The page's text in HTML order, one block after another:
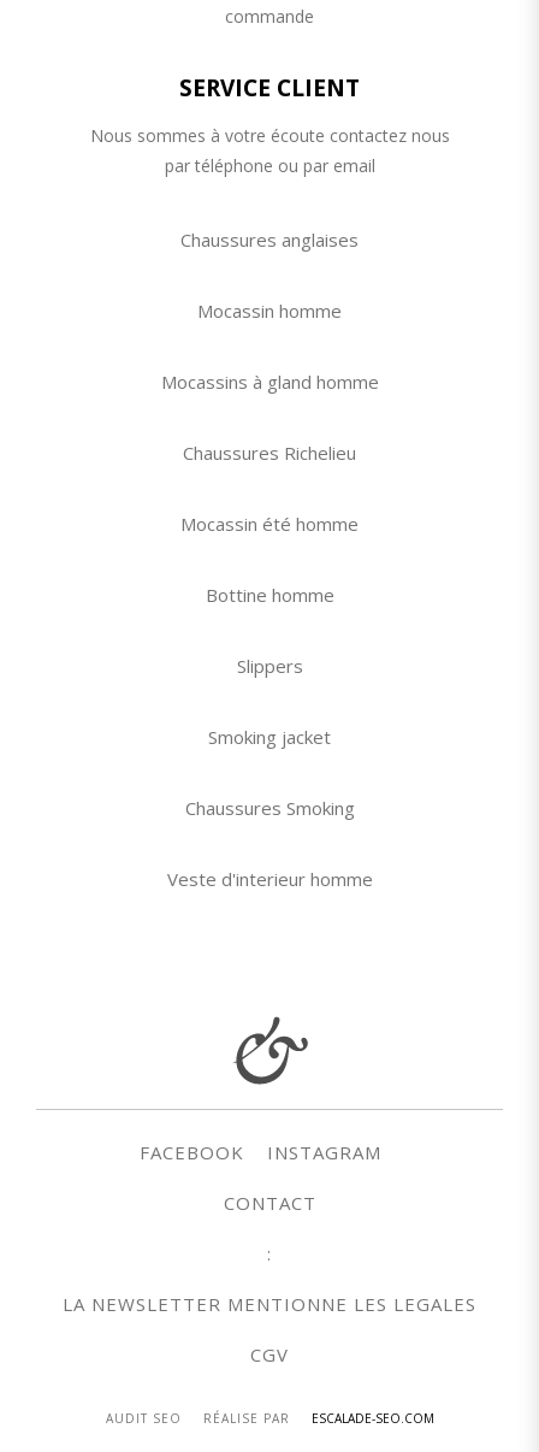
commande
SERVICE CLIENT
Nous sommes à votre écoute contactez nous
par téléphone ou par email
Chaussures anglaises
Mocassin homme
Mocassins à gland homme
Chaussures Richelieu
Mocassin été homme
Bottine homme
Slippers
Smoking jacket
Chaussures Smoking
Veste d'interieur homme
FACEBOOK INSTAGRAM
CONTACT
:
LA NEWSLETTER MENTIONNE LES LEGALES
CGV
AUDIT SEO RÉALISE PAR ESCALADE-SEO.COM